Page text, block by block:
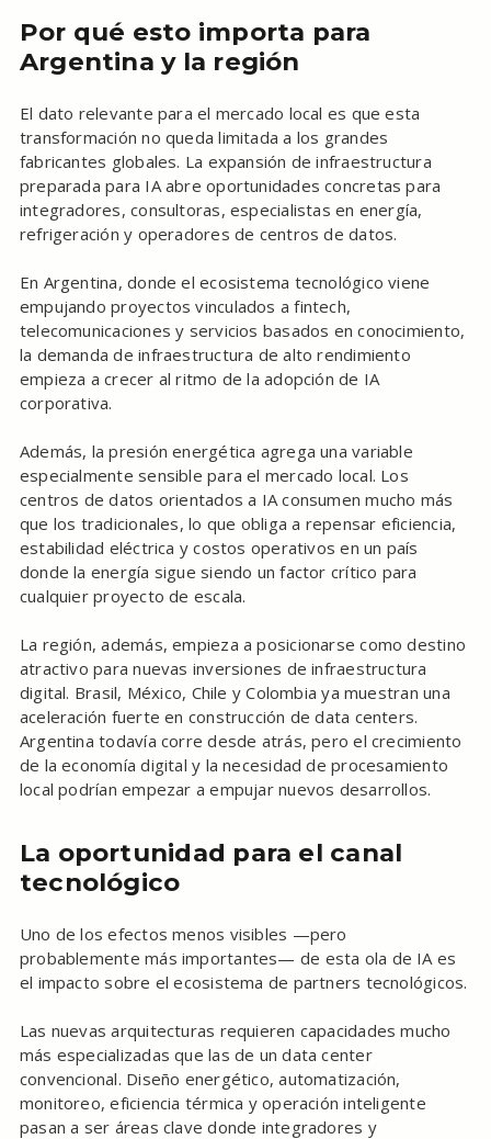
Por qué esto importa para
Argentina y la región
El dato relevante para el mercado local es que esta
transformación no queda limitada a los grandes
fabricantes globales. La expansión de infraestructura
preparada para IA abre oportunidades concretas para
integradores, consultoras, especialistas en energía,
refrigeración y operadores de centros de datos.
En Argentina, donde el ecosistema tecnológico viene
empujando proyectos vinculados a fintech,
telecomunicaciones y servicios basados en conocimiento,
la demanda de infraestructura de alto rendimiento
empieza a crecer al ritmo de la adopción de IA
corporativa.
Además, la presión energética agrega una variable
especialmente sensible para el mercado local. Los
centros de datos orientados a IA consumen mucho más
que los tradicionales, lo que obliga a repensar eficiencia,
estabilidad eléctrica y costos operativos en un país
donde la energía sigue siendo un factor crítico para
cualquier proyecto de escala.
La región, además, empieza a posicionarse como destino
atractivo para nuevas inversiones de infraestructura
digital. Brasil, México, Chile y Colombia ya muestran una
aceleración fuerte en construcción de data centers.
Argentina todavía corre desde atrás, pero el crecimiento
de la economía digital y la necesidad de procesamiento
local podrían empezar a empujar nuevos desarrollos.
La oportunidad para el canal
tecnológico
Uno de los efectos menos visibles —pero
probablemente más importantes— de esta ola de IA es
el impacto sobre el ecosistema de partners tecnológicos.
Las nuevas arquitecturas requieren capacidades mucho
más especializadas que las de un data center
convencional. Diseño energético, automatización,
monitoreo, eficiencia térmica y operación inteligente
pasan a ser áreas clave donde integradores y